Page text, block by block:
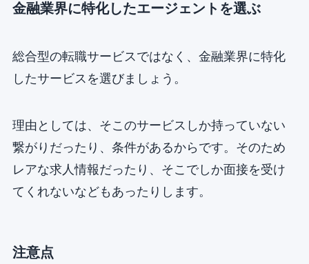
金融業界に特化したエージェントを選ぶ
総合型の転職サービスではなく、金融業界に特化
したサービスを選びましょう。
理由としては、そこのサービスしか持っていない
繋がりだったり、条件があるからです。そのため
レアな求人情報だったり、そこでしか面接を受け
てくれないなどもあったりします。
注意点